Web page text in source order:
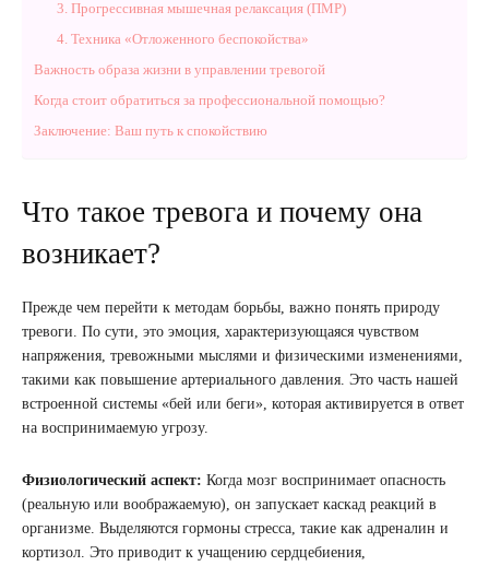
3. Прогрессивная мышечная релаксация (ПМР)
4. Техника «Отложенного беспокойства»
Важность образа жизни в управлении тревогой
Когда стоит обратиться за профессиональной помощью?
Заключение: Ваш путь к спокойствию
Что такое тревога и почему она
возникает?
Прежде чем перейти к методам борьбы, важно понять природу
тревоги. По сути, это эмоция, характеризующаяся чувством
напряжения, тревожными мыслями и физическими изменениями,
такими как повышение артериального давления. Это часть нашей
встроенной системы «бей или беги», которая активируется в ответ
на воспринимаемую угрозу.
Физиологический аспект: Когда мозг воспринимает опасность
(реальную или воображаемую), он запускает каскад реакций в
организме. Выделяются гормоны стресса, такие как адреналин и
кортизол. Это приводит к учащению сердцебиения,